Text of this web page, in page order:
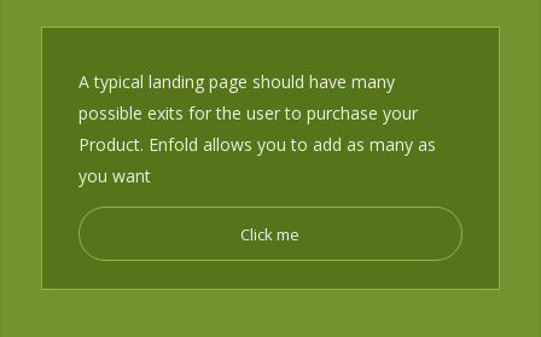
A typical landing page should have many
possible exits for the user to purchase your
Product. Enfold allows you to add as many as
you want
Click me